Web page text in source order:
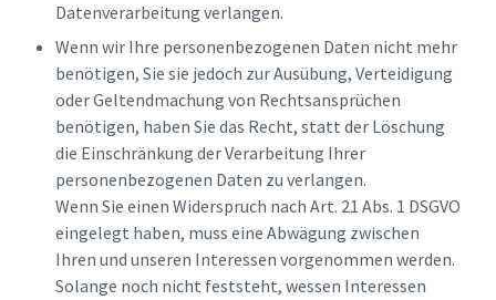
Datenverarbeitung verlangen.
Wenn wir Ihre personenbezogenen Daten nicht mehr
benötigen, Sie sie jedoch zur Ausübung, Verteidigung
oder Geltendmachung von Rechtsansprüchen
benötigen, haben Sie das Recht, statt der Löschung
die Einschränkung der Verarbeitung Ihrer
personenbezogenen Daten zu verlangen.
Wenn Sie einen Widerspruch nach Art. 21 Abs. 1 DSGVO
eingelegt haben, muss eine Abwägung zwischen
Ihren und unseren Interessen vorgenommen werden.
Solange noch nicht feststeht, wessen Interessen